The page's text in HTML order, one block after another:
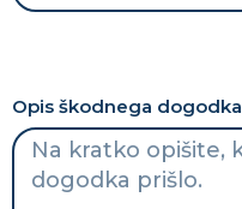
Opis škodnega dogodka